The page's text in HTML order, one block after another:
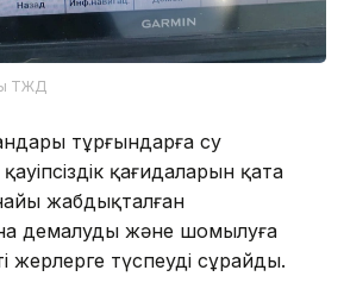
ТЖД
тұрғындарға су
қағидаларын қатаң
жабдықталған
демалуды және шомылуға
жерлерге түспеуді сұрайды.